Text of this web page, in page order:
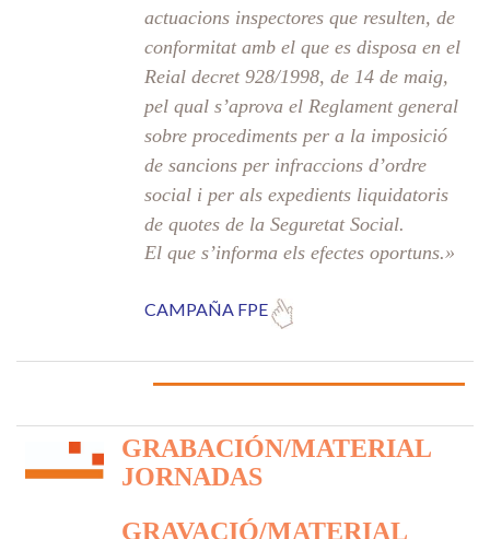
actuacions inspectores que resulten, de
conformitat amb el que es disposa en el
Reial decret 928/1998, de 14 de maig,
pel qual s’aprova el Reglament general
sobre procediments per a la imposició
de sancions per infraccions d’ordre
social i per als expedients liquidatoris
de quotes de la Seguretat Social.
El que s’informa els efectes oportuns.»
CAMPAÑA FPE
GRABACIÓN/MATERIAL
JORNADAS
GRAVACIÓ/MATERIAL